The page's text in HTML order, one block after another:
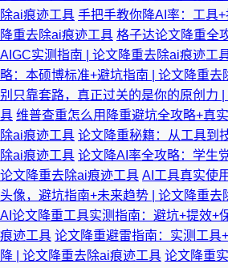
除ai痕迹工具 手把手教你降AI率：工具
降重去除ai痕迹工具 格子达论文降重全
AIGC实测指南 | 论文降重去除ai痕迹工
略：本硕博标准+避坑指南 | 论文降重去
别只靠套路，真正过关的是你的原创力
具 维普查重怎么用降重避坑全攻略+真
除ai痕迹工具 论文降重秘籍：从工具到
除ai痕迹工具 论文降AI率全攻略：学生
论文降重去除ai痕迹工具 AI工具真实使
头像，避坑指南+未来趋势 | 论文降重去
AI论文降重工具实测指南：避坑+提效+
痕迹工具 论文降重避雷指南：实测工具
降 | 论文降重去除ai痕迹工具 论文降重